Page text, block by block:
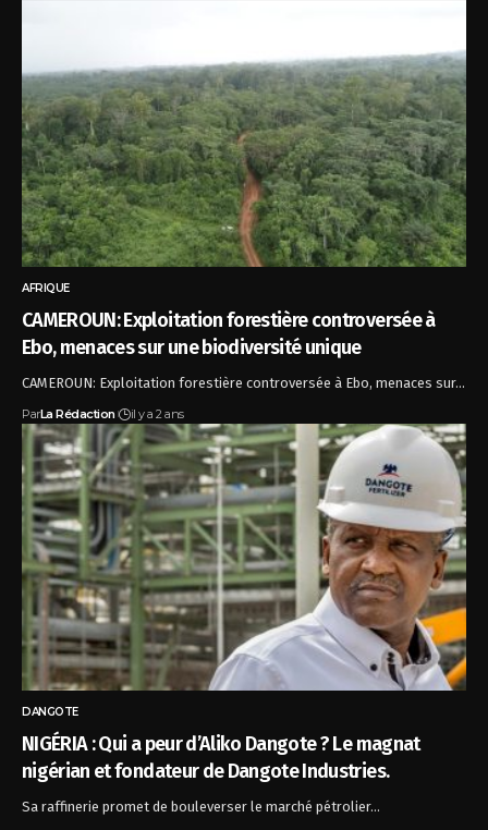
AFRIQUE
CAMEROUN: Exploitation forestière controversée à
Ebo, menaces sur une biodiversité unique
CAMEROUN: Exploitation forestière controversée à Ebo, menaces sur…
ParLa Rédaction il y a 2 ans
DANGOTE
NIGÉRIA : Qui a peur d’Aliko Dangote ? Le magnat
nigérian et fondateur de Dangote Industries.
Sa raffinerie promet de bouleverser le marché pétrolier…